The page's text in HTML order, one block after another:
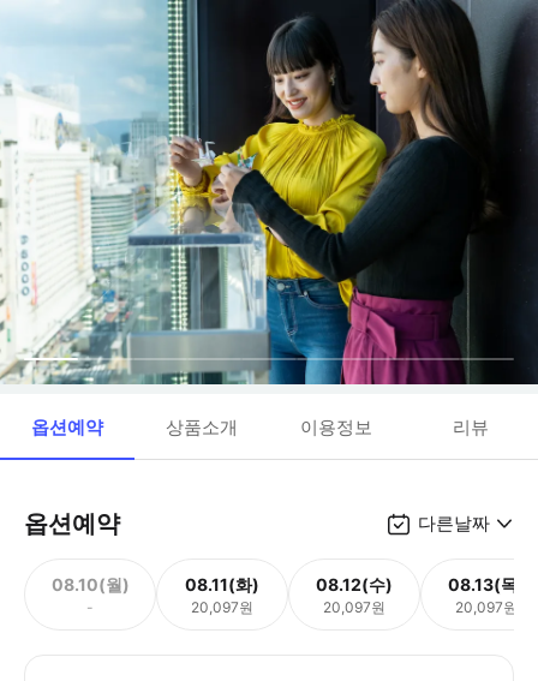
옵션예약 상품소개 이용정보 리뷰
옵션예약 다른날짜
08.10(월)
-
08.11(화)
20,097원
08.12(수)
20,097원
08.13(목)
20,097원